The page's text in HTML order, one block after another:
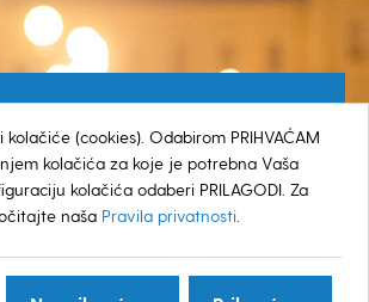
385 048
© GRAD KOPRIVNICA
(cookies). Odabirom PRIHVAĆAM
kolačića za koje je potrebna Vaša
kolačića odaberi PRILAGODI. Za
naša Pravila privatnosti